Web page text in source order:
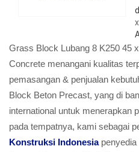
Grass Block Lubang 8 K250 45
Concrete menangani kualitas
pemasangan & penjualan
Block Beton Precast, yang di
international untuk menerapkan
pada tempatnya, kami sebagai
Konstruksi Indonesiapenyedia